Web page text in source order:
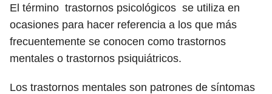
El término trastornos psicológicos se utiliza en
ocasiones para hacer referencia a los que más
frecuentemente se conocen como trastornos
mentales o trastornos psiquiátricos.
Los trastornos mentales son patrones de síntomas